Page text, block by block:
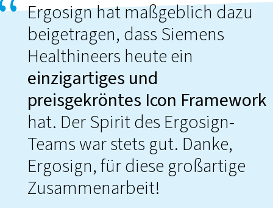
Ergosign hat maßgeblich dazu
beigetragen, dass Siemens
Healthineers heute ein
einzigartiges und
preisgekröntes Icon Framework
hat. Der Spirit des Ergosign-
Teams war stets gut. Danke,
Ergosign, für diese großartige
Zusammenarbeit!